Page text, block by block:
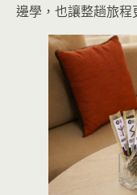
邊學，也讓整趟旅程